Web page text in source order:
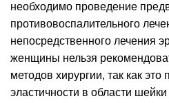
необходимо проведение
противовоспалительного
непосредственного лечения
женщины нельзя
методов хирургии, так как
эластичности в области шейки